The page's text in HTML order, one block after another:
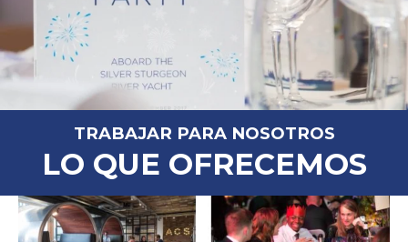
TRABAJAR PARA NOSOTROS
LO QUE OFRECEMOS